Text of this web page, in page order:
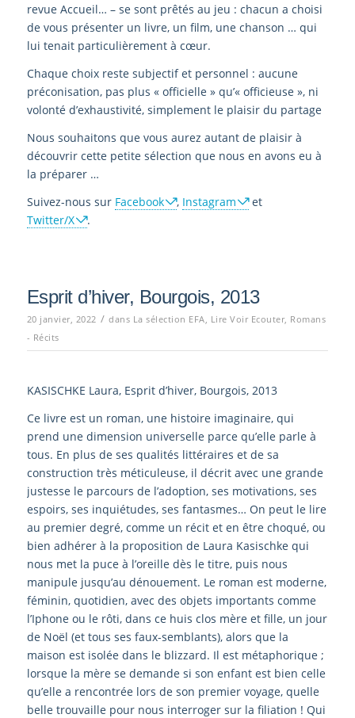
revue Accueil… – se sont prêtés au jeu : chacun a choisi
de vous présenter un livre, un film, une chanson … qui
lui tenait particulièrement à cœur.
Chaque choix reste subjectif et personnel : aucune
préconisation, pas plus « officielle » qu’« officieuse », ni
volonté d’exhaustivité, simplement le plaisir du partage
Nous souhaitons que vous aurez autant de plaisir à
découvrir cette petite sélection que nous en avons eu à
la préparer …
Suivez-nous sur Facebook , Instagram
et
Twitter/X
.
Esprit d’hiver, Bourgois, 2013
20 janvier, 2022 / dans La sélection EFA Lire Voir Ecouter, Romans
- Récits
KASISCHKE Laura, Esprit d’hiver, Bourgois, 2013
Ce livre est un roman, une histoire imaginaire, qui
prend une dimension universelle parce qu’elle parle à
tous. En plus de ses qualités littéraires et de sa
construction très méticuleuse, il décrit avec une grande
justesse le parcours de l’adoption, ses motivations, ses
espoirs, ses inquiétudes, ses fantasmes… On peut le lire
au premier degré, comme un récit et en être choqué, ou
bien adhérer à la proposition de Laura Kasischke qui
nous met la puce à l’oreille dès le titre, puis nous
manipule jusqu’au dénouement. Le roman est moderne,
féminin, quotidien, avec des objets importants comme
l’Iphone ou le rôti, dans ce huis clos mère et fille, un jour
de Noël (et tous ses faux-semblants), alors que la
maison est isolée dans le blizzard. Il est métaphorique ;
lorsque la mère se demande si son enfant est bien celle
qu’elle a rencontrée lors de son premier voyage, quelle
belle trouvaille pour nous interroger sur la filiation ! Qui